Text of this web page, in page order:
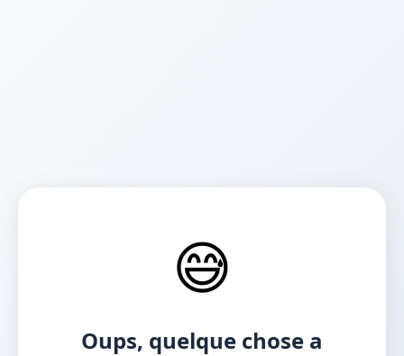
😅
Oups, quelque chose a